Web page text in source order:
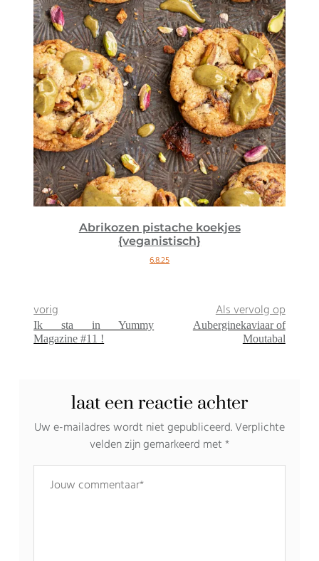
Abrikozen pistache koekjes
{veganistisch}
6.8.25
vorig
Ik sta in Yummy
Magazine #11 !
Als vervolg op
Auberginekaviaar of
Moutabal
laat een reactie achter
Uw e-mailadres wordt niet gepubliceerd.Verplichte
velden zijn gemarkeerd met*